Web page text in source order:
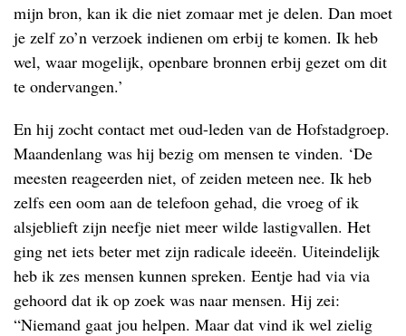
mijn bron, kan ik die niet zomaar met je delen. Dan moet
je zelf zo’n verzoek indienen om erbij te komen. Ik heb
wel, waar mogelijk, openbare bronnen erbij gezet om dit
te ondervangen.’
En hij zocht contact met oud-leden van de Hofstadgroep.
Maandenlang was hij bezig om mensen te vinden. ‘De
meesten reageerden niet, of zeiden meteen nee. Ik heb
zelfs een oom aan de telefoon gehad, die vroeg of ik
alsjeblieft zijn neefje niet meer wilde lastigvallen. Het
ging net iets beter met zijn radicale ideeën. Uiteindelijk
heb ik zes mensen kunnen spreken. Eentje had via via
gehoord dat ik op zoek was naar mensen. Hij zei:
“Niemand gaat jou helpen. Maar dat vind ik wel zielig